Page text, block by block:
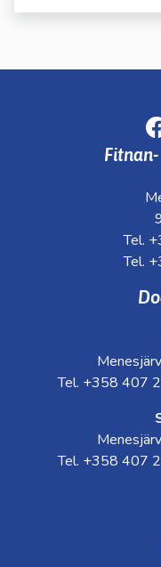
Tel.
Tel.
Tel. +358 407
Tel. +358 407